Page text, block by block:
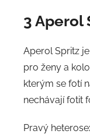
3 Aperol
Aperol Spritz
pro ženy a
kterým se fotí
nechávají fotit
Pravý